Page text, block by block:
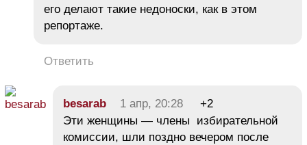
его делают такие недоноски, как в этом
репортаже.
Ответить
besarab 1 апр, 20:28
+2
Эти женщины — члены избирательной
комиссии, шли поздно вечером после